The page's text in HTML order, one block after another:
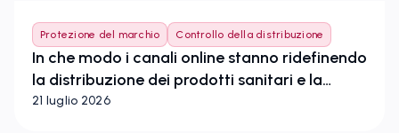
Protezione del marchio Controllo della distribuzione
In che modo i canali online stanno ridefinendo
la distribuzione dei prodotti sanitari e la
tutela dei marchi nell’Unione europea
21 luglio 2026